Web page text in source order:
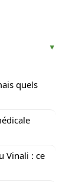
quels
Vinali : ce